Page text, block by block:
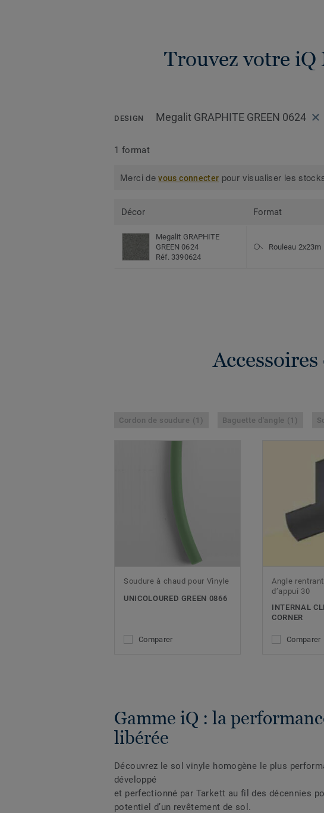
Trouvez votre iQ
DESIGN Megalit GRAPHITE GREEN 0624
1 format
Merci devous connecter pour visualiser les
Décor Format
Megalit GRAPHITE
GREEN 0624
Réf. 3390624
Rouleau 2x23m
Cordon de soudure (1) Baguette d'angle (1)
Soudure à chaud pour Vinyle
UNICOLOURED GREEN 0866
Comparer
Angle
d’appui 30
INTERNAL
CORNER
Comparer
Gamme iQ : la
libérée
Découvrez le sol vinyle homogène le plus
développé
et perfectionné par Tarkett au fil des décennies
potentiel d’un revêtement de sol.